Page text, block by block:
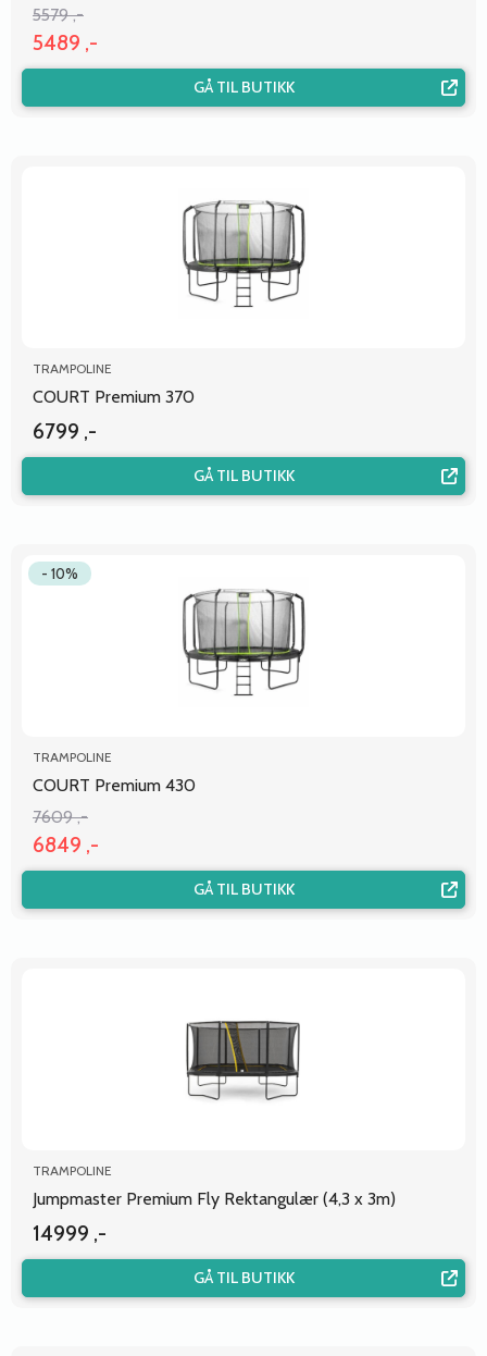
5579 ,-
5489 ,-
GÅ TIL BUTIKK
TRAMPOLINE
COURT Premium 370
6799 ,-
GÅ TIL BUTIKK
- 10%
TRAMPOLINE
COURT Premium 430
7609 ,-
6849 ,-
GÅ TIL BUTIKK
TRAMPOLINE
Jumpmaster Premium Fly Rektangulær (4,3 x 3m)
14999 ,-
GÅ TIL BUTIKK